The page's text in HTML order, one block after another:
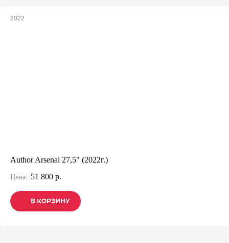
2022
Author Arsenal 27,5" (2022г.)
Цена: 51 800 р.
В КОРЗИНУ
В КОРЗИНУ
В КОРЗИНУ